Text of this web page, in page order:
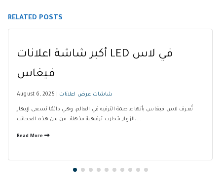
RELATED POSTS
أكبر شاشة اعلانات LED في لاس
فيغاس
August 6, 2025 | شاشات عرض اعلانات
تُعرف لاس فيغاس بأنها عاصمة الترفيه في العالم، وهي دائمًا تسعى لإبهار
الزوار بتجارب ترفيهية مذهلة. من بين هذه العجائب،...
Read More